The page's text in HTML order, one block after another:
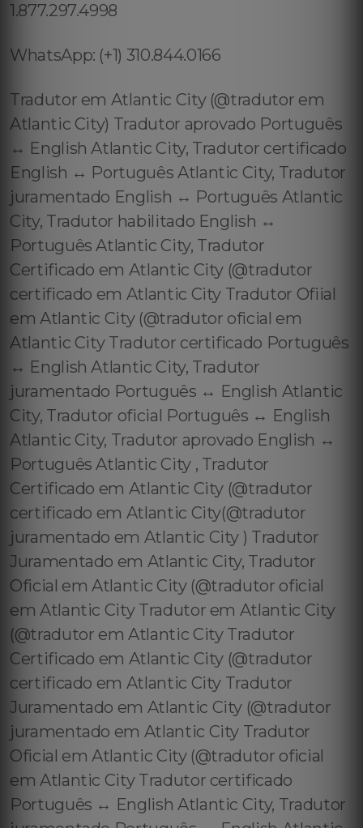
1.877.297.4998
WhatsApp: (+1) 310.844.0166
Tradutor em Atlantic City (@tradutor em
Atlantic City) Tradutor aprovado Português
↔️ English Atlantic City, Tradutor certificado
English ↔️ Português Atlantic City, Tradutor
juramentado English ↔️ Português Atlantic
City, Tradutor habilitado English ↔️
Português Atlantic City, Tradutor
Certificado em Atlantic City (@tradutor
certificado em Atlantic City Tradutor Ofiial
em Atlantic City (@tradutor oficial em
Atlantic City Tradutor certificado Português
↔️ English Atlantic City, Tradutor
juramentado Português ↔️ English Atlantic
City, Tradutor oficial Português ↔️ English
Atlantic City, Tradutor aprovado English ↔️
Português Atlantic City , Tradutor
Certificado em Atlantic City (@tradutor
certificado em Atlantic City(@tradutor
juramentado em Atlantic City ) Tradutor
Juramentado em Atlantic City, Tradutor
Oficial em Atlantic City (@tradutor oficial
em Atlantic City Tradutor em Atlantic City
(@tradutor em Atlantic City Tradutor
Certificado em Atlantic City (@tradutor
certificado em Atlantic City Tradutor
Juramentado em Atlantic City (@tradutor
juramentado em Atlantic City Tradutor
Oficial em Atlantic City (@tradutor oficial
em Atlantic City Tradutor certificado
Português ↔️ English Atlantic City, Tradutor